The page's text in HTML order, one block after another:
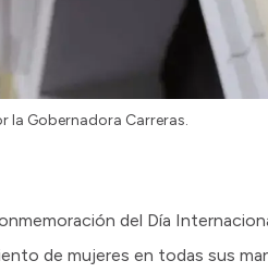
la Gobernadora Carreras.
del Día
de mujeres en todas sus